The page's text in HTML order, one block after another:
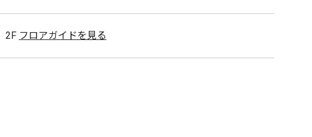
2F フロアガイドを見る